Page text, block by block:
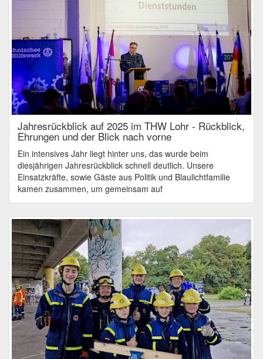
Jahresrückblick auf 2025 im THW Lohr - Rückblick,
Ehrungen und der Blick nach vorne
Ein intensives Jahr liegt hinter uns, das wurde beim
diesjährigen Jahresrückblick schnell deutlich. Unsere
Einsatzkräfte, sowie Gäste aus Politik und Blaulichtfamilie
kamen zusammen, um gemeinsam auf